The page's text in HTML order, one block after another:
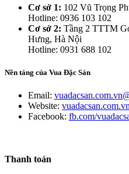
Cơ sở 1: 102 Vũ Trọng
Hotline: 0936 103 102
Cơ sở 2: Tầng 2 TTTM
Hưng, Hà Nội
Hotline: 0931 688 102
Nền tảng của Vua Đặc Sản
Email:
Website: vuadacsan.com.vn
Facebook: fb.com/
Thanh toán